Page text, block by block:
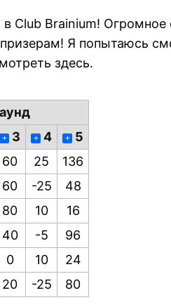
Club Brainium!
Я попытаюсь
здесь.
+ 3 + 4 +
5
60 25
136
60 -25
48
80 10
16
40 -5
96
0 10
24
20 -25 80